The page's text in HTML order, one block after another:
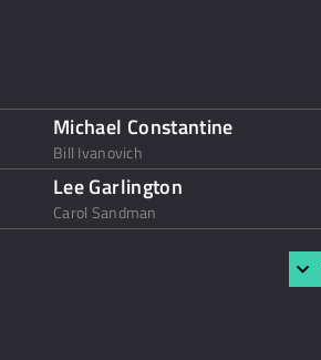
Michael Constantine
Bill Ivanovich
Lee Garlington
Carol Sandman